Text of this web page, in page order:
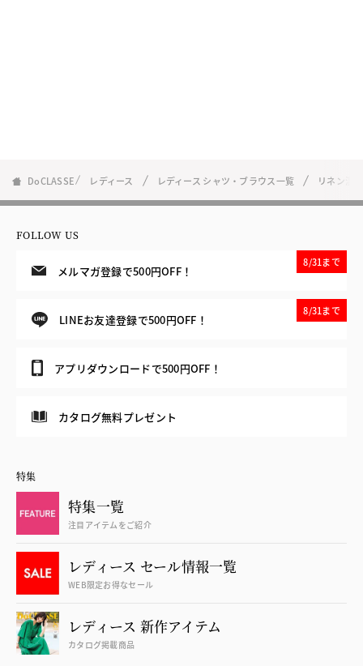
DoCLASSE レディース レディース シャツ・ブラウス一覧 リネン混
FOLLOW US
メルマガ登録で500円OFF！
8/31まで
LINEお友達登録で500円OFF！
8/31まで
アプリダウンロードで500円OFF！
カタログ無料プレゼント
特集
特集一覧
注目アイテムをご紹介
レディース セール情報一覧
WEB限定お得なセール
レディース 新作アイテム
カタログ掲載商品